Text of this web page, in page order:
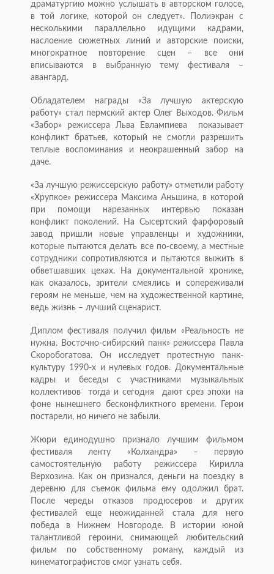
драматургию можно услышать в авторском голосе,
в той логике, которой он следует». Полиэкран с
несколькими параллельно идущими кадрами,
наслоение сюжетных линий и авторские поиски,
многократное повторение сцен – все они
вписываются в выбранную тему фестиваля –
авангард.
Обладателем награды «За лучшую актерскую
работу» стал пермский актер Олег Выходов. Фильм
«Забор» режиссера Льва Евлампиева показывает
конфликт братьев, который не смогли разрешить
теплые воспоминания и неокрашенный забор на
даче.
«За лучшую режиссерскую работу» отметили работу
«Хрупкое» режиссера Максима Аньшина, в которой
при помощи нарезанных интервью показан
конфликт поколений. На Сысертский фарфоровый
завод пришли новые управленцы и художники,
которые пытаются делать все по-своему, а местные
сотрудники сопротивляются и пытаются выжить в
обветшавших цехах. На документальной хронике,
как оказалось, зрители смеялись и сопереживали
героям не меньше, чем на художественной картине,
ведь жизнь – лучший сценарист.
Диплом фестиваля получил фильм «Реальность не
нужна. Восточно-сибирский панк» режиссера Павла
Скоробогатова. Он исследует протестную панк-
культуру 1990-х и нулевых годов. Документальные
кадры и беседы с участниками музыкальных
коллективов тогда и сегодня дают срез эпохи на
фоне нынешнего бесконфликтного времени. Герои
постарели, но ничего не забыли.
Жюри единодушно признало лучшим фильмом
фестиваля ленту «Колхандра» – первую
самостоятельную работу режиссера Кирилла
Верхозина. Как он признался, деньги на поездку в
деревню для съемок фильма ему одолжил брат.
После череды отказов продюсеров и других
фестивалей еще неожиданней стала для него
победа в Нижнем Новгороде. В истории юной
талантливой героини, снимающей любительский
фильм по собственному роману, каждый из
кинематографистов смог узнать себя.